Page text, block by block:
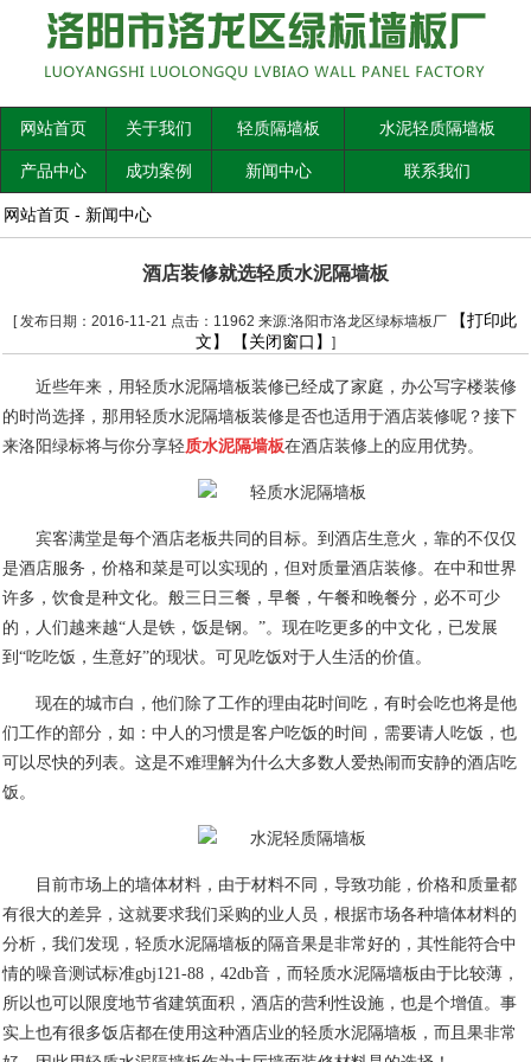
网站首页 关于我们 轻质隔墙板 水泥轻质隔墙板
产品中心 成功案例 新闻中心 联系我们
网站首页 - 新闻中心
酒店装修就选轻质水泥隔墙板
[ 发布日期：2016-11-21 点击：11962 来源:洛阳市洛龙区绿标墙板厂
【打印此
文】
【关闭窗口】 ]
近些年来，用轻质水泥隔墙板装修已经成了家庭，办公写字楼装修
的时尚选择，那用轻质水泥隔墙板装修是否也适用于酒店装修呢？接下
来洛阳绿标将与你分享轻质水泥隔墙板在酒店装修上的应用优势。
宾客满堂是每个酒店老板共同的目标。到酒店生意火，靠的不仅仅
是酒店服务，价格和菜是可以实现的，但对质量酒店装修。在中和世界
许多，饮食是种文化。般三日三餐，早餐，午餐和晚餐分，必不可少
的，人们越来越“人是铁，饭是钢。”。现在吃更多的中文化，已发展
到“吃吃饭，生意好”的现状。可见吃饭对于人生活的价值。
现在的城市白，他们除了工作的理由花时间吃，有时会吃也将是他
们工作的部分，如：中人的习惯是客户吃饭的时间，需要请人吃饭，也
可以尽快的列表。这是不难理解为什么大多数人爱热闹而安静的酒店吃
饭。
目前市场上的墙体材料，由于材料不同，导致功能，价格和质量都
有很大的差异，这就要求我们采购的业人员，根据市场各种墙体材料的
分析，我们发现，轻质水泥隔墙板的隔音果是非常好的，其性能符合中
情的噪音测试标准gbj121-88 ，42db音，而轻质水泥隔墙板由于比较薄，
所以也可以限度地节省建筑面积，酒店的营利性设施，也是个增值。事
实上也有很多饭店都在使用这种酒店业的轻质水泥隔墙板，而且果非常